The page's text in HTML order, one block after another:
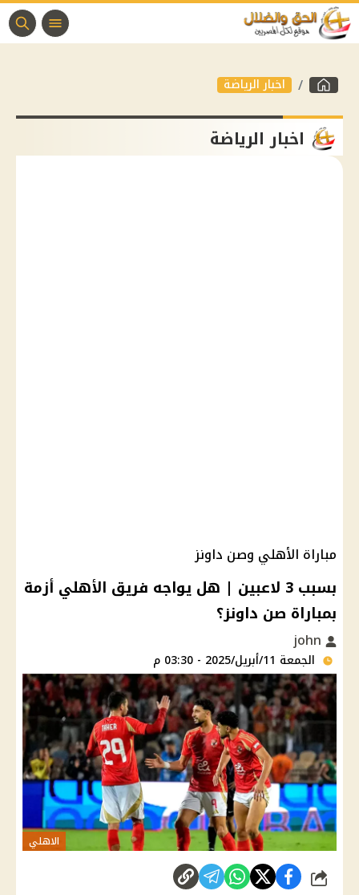
اخبار الرياضة
اخبار الرياضة
مباراة الأهلي وصن داونز
بسبب 3 لاعبين | هل يواجه فريق الأهلي أزمة
بمباراة صن داونز؟
الجمعة 11/أبريل/2025 - 03:30 م
الاهلي
شارك